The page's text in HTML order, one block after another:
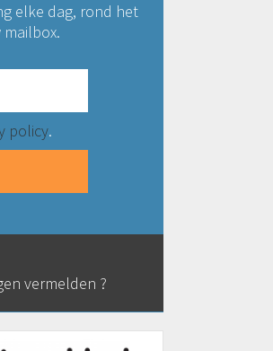
elke dag, rond het
policy.
vermelden ?